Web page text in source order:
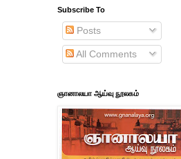
Subscribe To
Posts
All Comments
ஞானாலயா ஆய்வு நூலகம்